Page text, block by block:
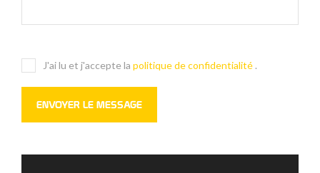
J'ai lu et j'accepte la politique de confidentialité .